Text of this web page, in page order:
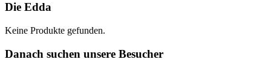
Die Edda
Keine Produkte gefunden.
Danach suchen unsere Besucher